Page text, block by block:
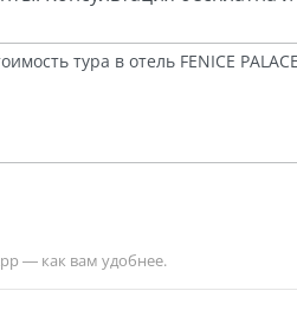
— как вам удобнее.